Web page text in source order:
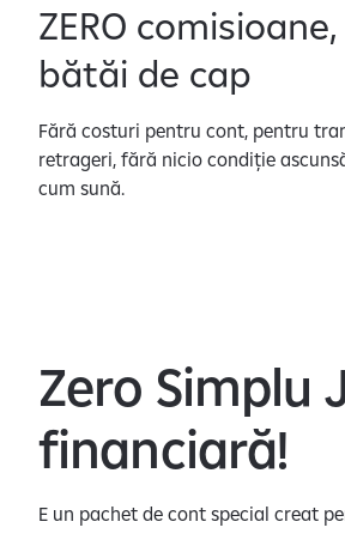
p
v
i
ZERO comisioane,
bătăi de cap
Fără costuri pentru cont, pentru
retrageri, fără nicio condiție
cum sună.
Zero Simplu
financiară!
E un pachet de cont special creat